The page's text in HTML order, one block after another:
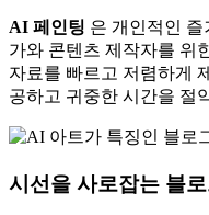
AI 페인팅 은 개인적인
가와 콘텐츠 제작자를 위
자료를 빠르고 저렴하게
공하고 귀중한 시간을 절
시선을 사로잡는 블